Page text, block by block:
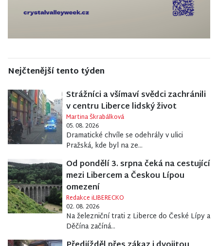
Nejčtenější tento týden
Strážníci a všímaví svědci zachránili
v centru Liberce lidský život
Martina Škrabálková
05. 08. 2026
Dramatické chvíle se odehrály v ulici
Pražská, kde byl na ze...
Od pondělí 3. srpna čeká na cestující
mezi Libercem a Českou Lípou
omezení
Redakce iLIBERECKO
02. 08. 2026
Na železniční trati z Liberce do České Lípy a
Děčína začíná...